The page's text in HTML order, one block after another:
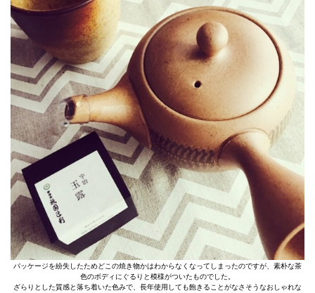
パッケージを紛失したためどこの焼き物かはわからなくなってしまったのですが、素朴な茶
色のボディにぐるりと模様がついたものでした。
ざらりとした質感と落ち着いた色みで、長年使用しても飽きることがなさそうなおしゃれな